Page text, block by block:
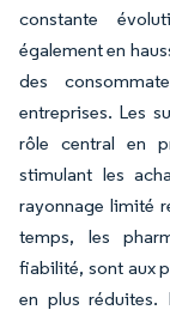
constante
également en
des
entreprises. Les
rôle central en
stimulant les
rayonnage limité
temps, les
fiabilité, sont aux
en plus réduites.